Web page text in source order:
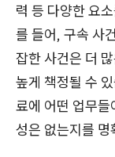
력 등 다양한 요
를 들어, 구속 사
잡한 사건은 더
높게 책정될 수
료에 어떤 업무
성은 없는지를